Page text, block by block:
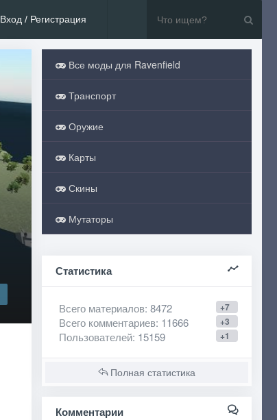
Вход / Регистрация
Все моды для Ravenfield
Транспорт
Оружие
Карты
Скины
Мутаторы
Статистика
+7
Всего материалов: 8472
+3
Всего комментариев: 11666
+1
Пользователей: 15159
Полная статистика
Комментарии